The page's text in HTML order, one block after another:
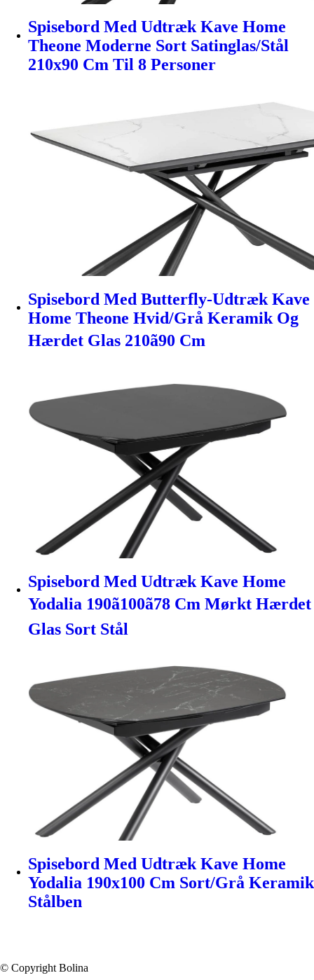
Spisebord Med Udtræk Kave Home
Theone Moderne Sort Satinglas/Stål
210x90 Cm Til 8 Personer
Spisebord Med Butterfly-Udtræk Kave
Home Theone Hvid/Grå Keramik Og
Hærdet Glas 210ã90 Cm
Spisebord Med Udtræk Kave Home
Yodalia 190ã100ã78 Cm Mørkt Hærdet
Glas Sort Stål
Spisebord Med Udtræk Kave Home
Yodalia 190x100 Cm Sort/Grå Keramik
Stålben
© Copyright Bolina